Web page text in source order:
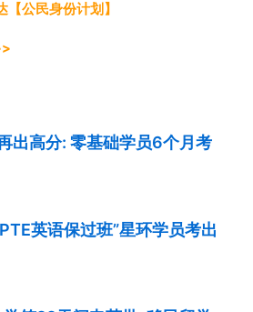
公民身份计划】
出高分: 零基础学员6个月考
英语保过班”星环学员考出